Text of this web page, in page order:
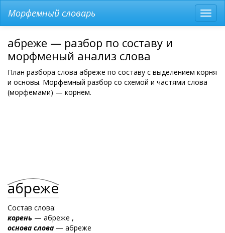
меню
Морфемный словарь
абреже — разбор по составу и
морфменый анализ слова
План разбора слова абреже по составу с выделением корня
и основы. Морфемный разбор со схемой и частями слова
(морфемами) — корнем.
абреже
Состав слова:
корень — абреже ,
основа слова — абреже